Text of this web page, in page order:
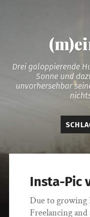
Drei galoppierende
Sonne und
unvorhersehbar
Insta-Pic
Due to growing
Freelancing